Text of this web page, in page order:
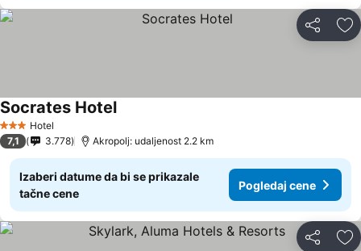
Deli
3 Zvezdice
Hotel
Socrates Hotel
7,1 3.778 Akropolj: udaljenost 2.2 km
Izaberi datume da bi se prikazale
tačne cene
Pogledaj cene
Deli